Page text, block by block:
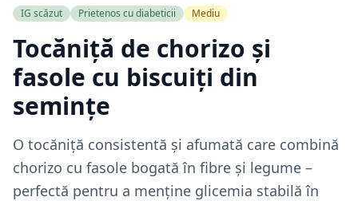
IG scăzut Prietenos cu diabeticii Mediu
Tocăniță de chorizo și
fasole cu biscuiți din
semințe
O tocăniță consistentă și afumată care combină
chorizo cu fasole bogată în fibre și legume –
perfectă pentru a menține glicemia stabilă în